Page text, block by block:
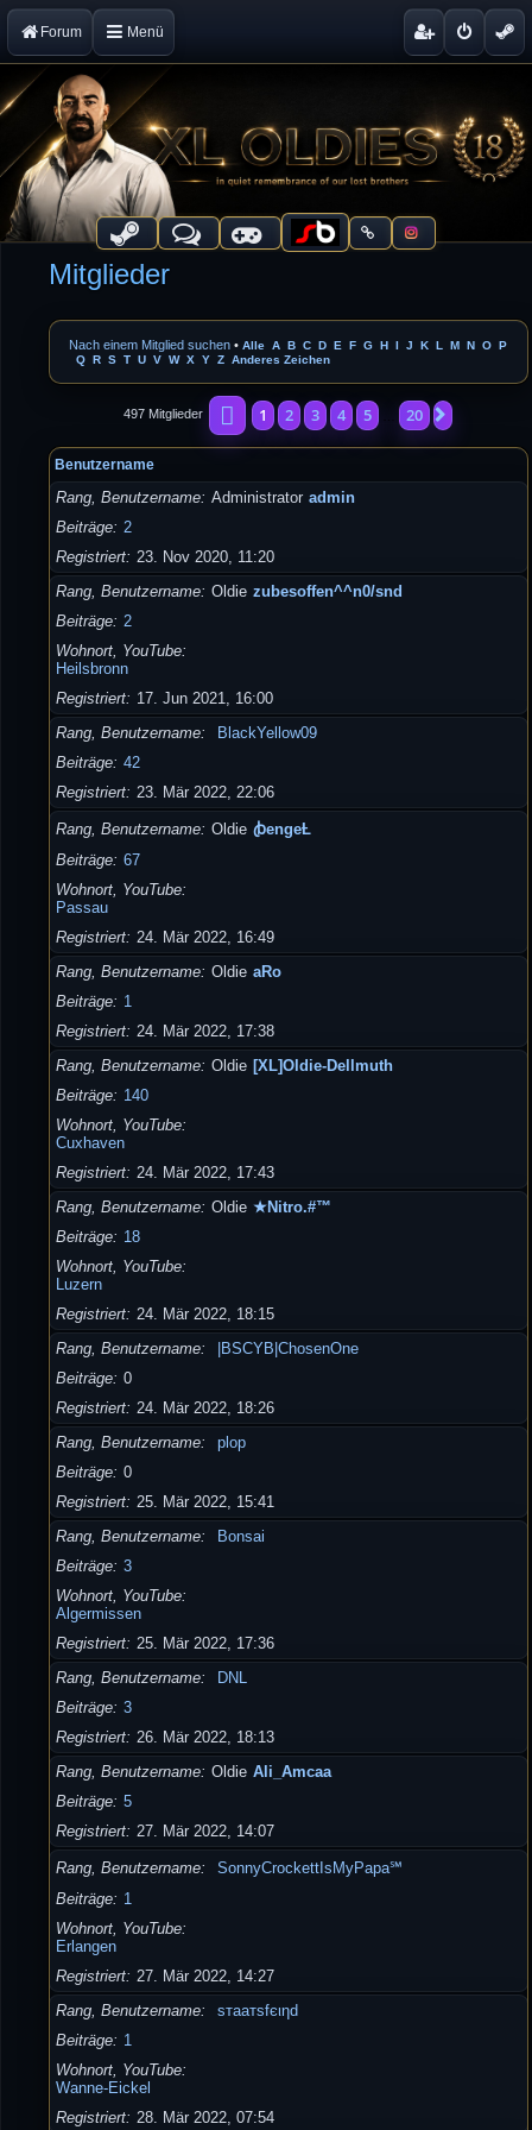
Forum Menü
Mitglieder
Nach einem Mitglied suchen •Alle A B C D E F G H I J K L M N O P
Q R S T U V W X Y Z Anderes Zeichen
497 Mitglieder Seite1von20
1 2 3 4 5 20
Benutzername
Rang, Benutzername Administrator admin
Beiträge 2
Registriert 23. Nov 2020, 11:20
Rang, Benutzername Oldie zubesoffen^^n0/snd
Beiträge 2
Wohnort, YouTube
Heilsbronn
Registriert
17. Jun 2021, 16:00
Rang, Benutzername
BlackYellow09
Beiträge 42
Registriert 23. Mär 2022, 22:06
Rang, Benutzername Oldie ꞗengeȽ
Beiträge 67
Wohnort, YouTube
Passau
Registriert 24. Mär 2022, 16:49
Rang, Benutzername Oldie aRo
Beiträge
1
Registriert 24. Mär 2022, 17:38
Rang, Benutzername Oldie [XL]Oldie-Dellmuth
Beiträge
140
Wohnort, YouTube
Cuxhaven
Registriert 24. Mär 2022, 17:43
Rang, Benutzername Oldie ★Nitro.#™
Beiträge
18
Wohnort, YouTube
Luzern
Registriert 24. Mär 2022, 18:15
Rang, Benutzername
|BSCYB|ChosenOne
Beiträge 0
Registriert 24. Mär 2022, 18:26
Rang, Benutzername
plop
Beiträge 0
Registriert 25. Mär 2022, 15:41
Rang, Benutzername
Bonsai
Beiträge 3
Wohnort, YouTube
Algermissen
Registriert 25. Mär 2022, 17:36
Rang, Benutzername
DNL
Beiträge 3
Registriert 26. Mär 2022, 18:13
Rang, Benutzername Oldie Ali_Amcaa
Beiträge 5
Registriert 27. Mär 2022, 14:07
Rang, Benutzername
SonnyCrockettIsMyPapa℠
Beiträge
1
Wohnort, YouTube
Erlangen
Registriert 27. Mär 2022, 14:27
Rang, Benutzername
ѕтaaтѕfєιηd
Beiträge
1
Wohnort, YouTube
Wanne-Eickel
Registriert 28. Mär 2022, 07:54